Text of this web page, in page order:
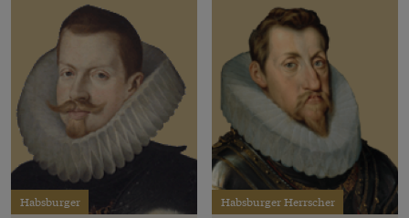
Habsburger Habsburger Herrscher